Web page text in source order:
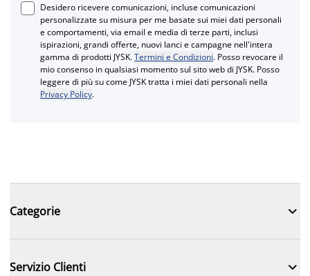
Desidero ricevere comunicazioni, incluse comunicazioni
personalizzate su misura per me basate sui miei dati personali
e comportamenti, via email e media di terze parti, inclusi
ispirazioni, grandi offerte, nuovi lanci e campagne nell'intera
gamma di prodotti JYSK.Termini e Condizioni. Posso revocare il
mio consenso in qualsiasi momento sul sito web di JYSK. Posso
leggere di più su come JYSK tratta i miei dati personali nella
Privacy Policy.
Categorie 
Servizio Clienti 